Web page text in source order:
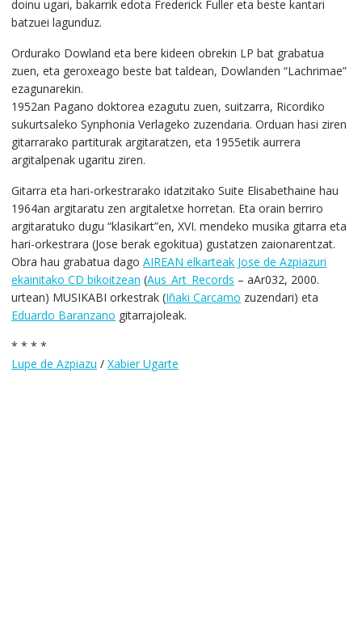
doinu ugari, bakarrik edota Frederick Fuller eta beste kantari
batzuei lagunduz.
Ordurako Dowland eta bere kideen obrekin LP bat grabatua
zuen, eta geroxeago beste bat taldean, Dowlanden “Lachrimae”
ezagunarekin.
1952an Pagano doktorea ezagutu zuen, suitzarra, Ricordiko
sukurtsaleko Synphonia Verlageko zuzendaria. Orduan hasi ziren
gitarrarako partiturak argitaratzen, eta 1955etik aurrera
argitalpenak ugaritu ziren.
Gitarra eta hari-orkestrarako idatzitako Suite Elisabethaine hau
1964an argitaratu zen argitaletxe horretan. Eta orain berriro
argitaratuko dugu “klasikart”en, XVI. mendeko musika gitarra eta
hari-orkestrara (Jose berak egokitua) gustatzen zaionarentzat.
Obra hau grabatua dago AIREAN elkarteak Jose de Azpiazuri
ekainitako CD bikoitzean (Aus_Art_Records – aAr032, 2000.
urtean) MUSIKABI orkestrak (Iñaki Carcamo zuzendari) eta
Eduardo Baranzano gitarrajoleak.
* * * *
Lupe de Azpiazu / Xabier Ugarte